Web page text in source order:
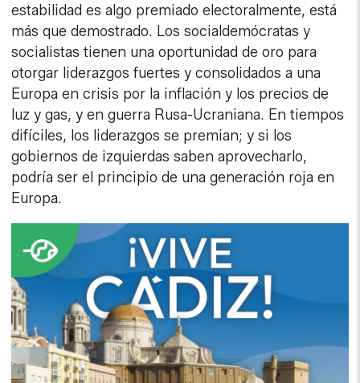
estabilidad es algo premiado electoralmente, está
más que demostrado. Los socialdemócratas y
socialistas tienen una oportunidad de oro para
otorgar liderazgos fuertes y consolidados a una
Europa en crisis por la inflación y los precios de
luz y gas, y en guerra Rusa-Ucraniana. En tiempos
difíciles, los liderazgos se premian; y si los
gobiernos de izquierdas saben aprovecharlo,
podría ser el principio de una generación roja en
Europa.